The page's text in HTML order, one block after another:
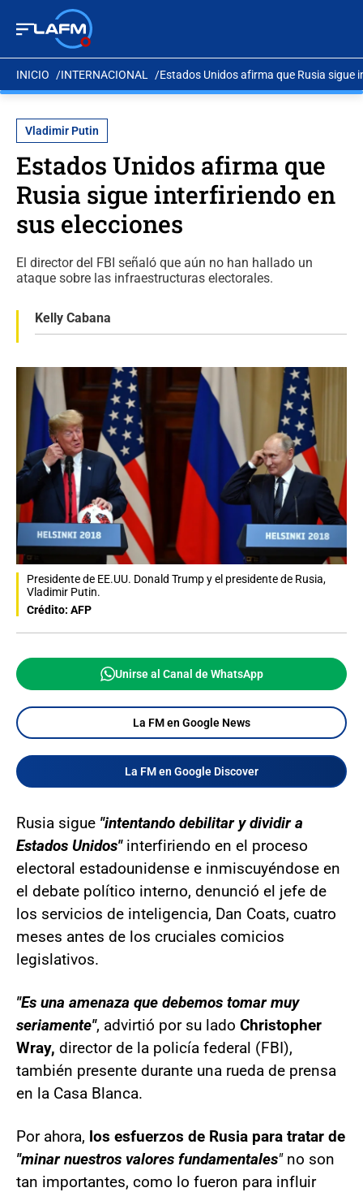
INICIO INTERNACIONAL Estados Unidos afirma que Rusia sigue
Vladimir Putin
Estados Unidos afirma que
Rusia sigue interfiriendo en
sus elecciones
El director del FBI señaló que aún no han hallado un
ataque sobre las infraestructuras electorales.
Kelly Cabana
Presidente de EE.UU. Donald Trump y el presidente de Rusia,
Vladimir Putin.
Crédito: AFP
Unirse al Canal de WhatsApp
La FM en Google News
La FM en Google Discover
Rusia sigue "intentando debilitar y dividir a
Estados Unidos"interfiriendo en el proceso
electoral estadounidense e inmiscuyéndose en
el debate político interno, denunció el jefe de
los servicios de inteligencia, Dan Coats, cuatro
meses antes de los cruciales comicios
legislativos.
"Es una amenaza que debemos tomar muy
seriamente", advirtió por su lado Christopher
Wray, director de la policía federal (FBI),
también presente durante una rueda de prensa
en la Casa Blanca.
Por ahora, los esfuerzos de Rusia para tratar de
"minar nuestros valores fundamentales"no son
tan importantes, como lo fueron para influir